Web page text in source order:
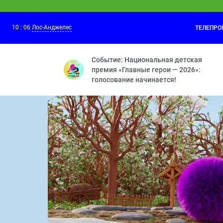
10 ЛЕТ ВОЛШЕБСТВА.
10 : 06 Лос-Анджелес
Событие: Национальная детская
премия «Главные герои — 2026»:
голосование начинается!